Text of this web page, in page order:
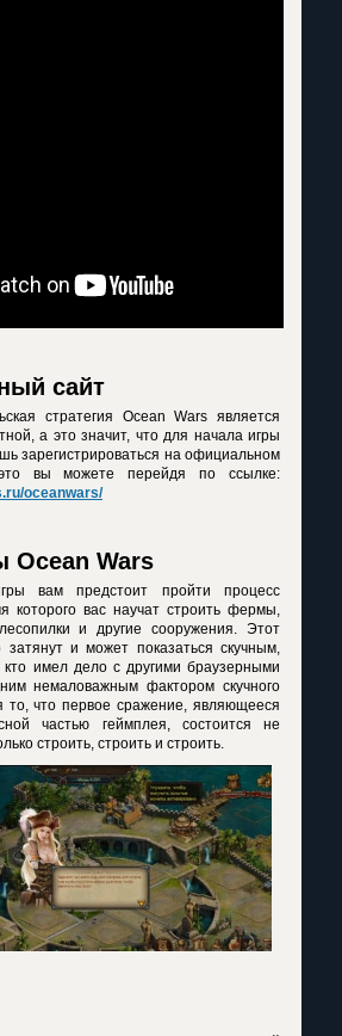
сайт
стратегия Ocean Wars является
а это значит, что для начала игры
зарегистрироваться на официальном
вы можете перейдя по ссылке:
oceanwars/
Ocean Wars
вам предстоит пройти процесс
которого вас научат строить фермы,
и другие сооружения. Этот
затянут и может показаться скучным,
имел дело с другими браузерными
немаловажным фактором скучного
то, что первое сражение, являющееся
частью геймплея, состоится не
строить, строить и строить.